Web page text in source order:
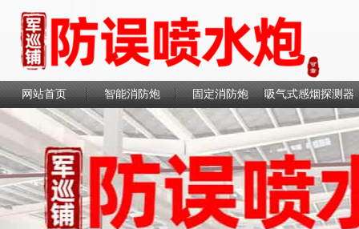
网站首页 智能消防炮 固定消防炮 吸气式感烟探测器
联系我们